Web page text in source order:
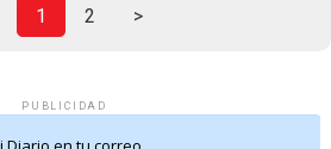
1 2 >
PUBLICIDAD